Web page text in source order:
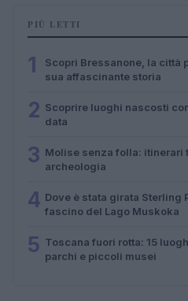
PIÙ LETTI
1
Scopri Bressanone, la città
sua affascinante storia
2 Scoprire luoghi nascosti
data
3 Molise senza folla: itinerari
archeologia
4 Dove è stata girata Sterling
fascino del Lago Muskoka
5 Toscana fuori rotta: 15
parchi e piccoli musei